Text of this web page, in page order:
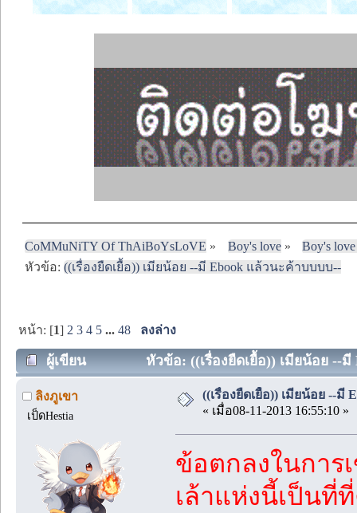
CoMMuNiTY Of ThAiBoYsLoVE » Boy's love»
Boy's
หัวข้อ:((เรื่องยืดเยื้อ)) เมียน้อย --มี Ebook แล้วนะค้าบบบบ--
หน้า: [1] 2 3 4 5 ...48 ลงล่าง
ผู้เขียน หัวข้อ: ((เรื่องยืดเยื้อ)) เมียน้อย --
ลิงภูเขา
เป็ดHestia
((เรื่องยืดเยื้อ)) เมียน้อย --มี
« เมื่อ08-11-2013 16:55:10 »
ข้อตกลงในการ
เล้าแห่งนี้เป็นที่